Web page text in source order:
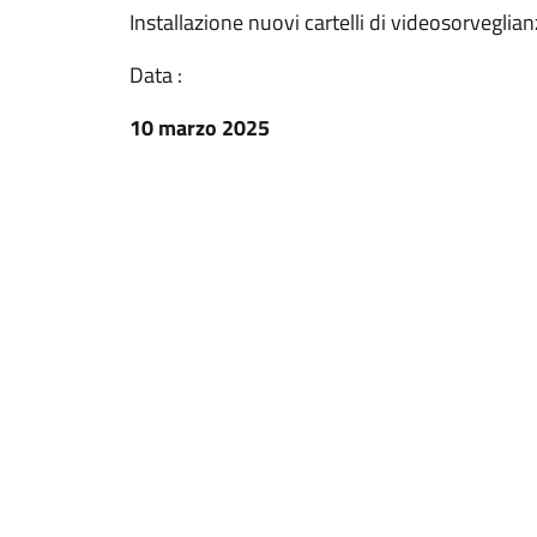
Installazione nuovi cartelli di
Data :
10 marzo 2025